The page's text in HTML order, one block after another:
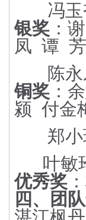
冯
银奖 ：
凤 谭 芳
陈
铜奖 ：
颍 付金
郑
叶敏
优秀奖
四、团